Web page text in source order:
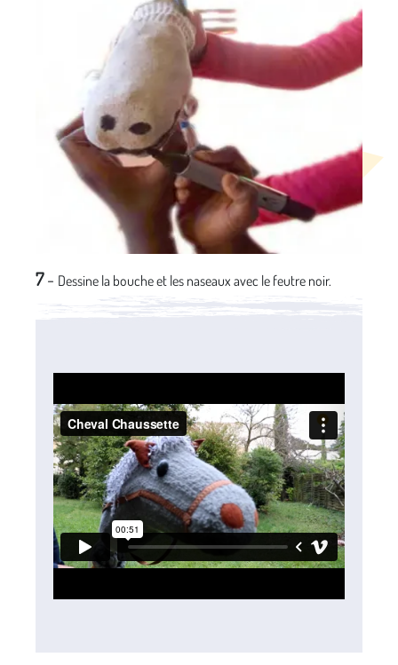
7- Dessine la bouche et les naseaux avec le feutre noir.